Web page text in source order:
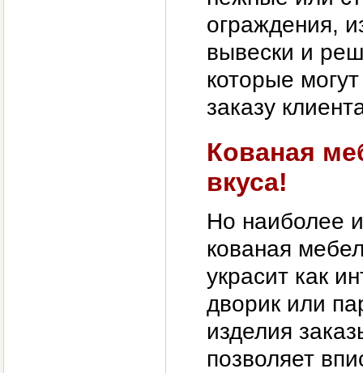
ограждения,
вывески и
которые
заказу
Кованая
вкуса!
Но наиболее
кованая
украсит как
дворик или
изделия
позволяет